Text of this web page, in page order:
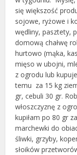
się większość
sojowe, ryżowe i
wędliny, pasztety,
domową chałwę
hurtowo (mąka,
mięso w ubojni,
z ogrodu lub
temu za 15 kg
gr, cebuli 30 gr.
włoszczyznę z
kupiłam po 80 gr
marchewki do
śliwki, grzyby,
słoików